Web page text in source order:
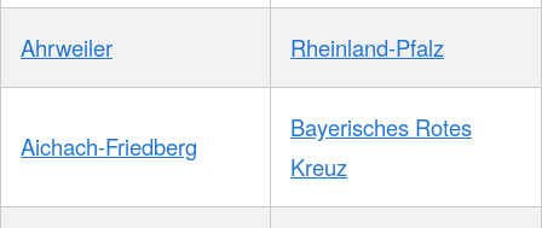
Ahrweiler Rheinland-Pfalz
Aichach-Friedberg
Bayerisches Rotes
Kreuz